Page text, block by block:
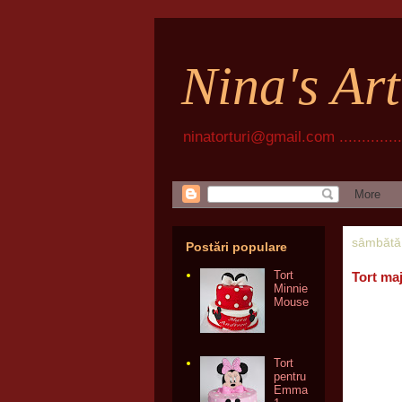
Nina's
ninatorturi@gmail.com
Tort
Postări populare
Tort
Minnie
Mouse
Tort
pentru
Emma